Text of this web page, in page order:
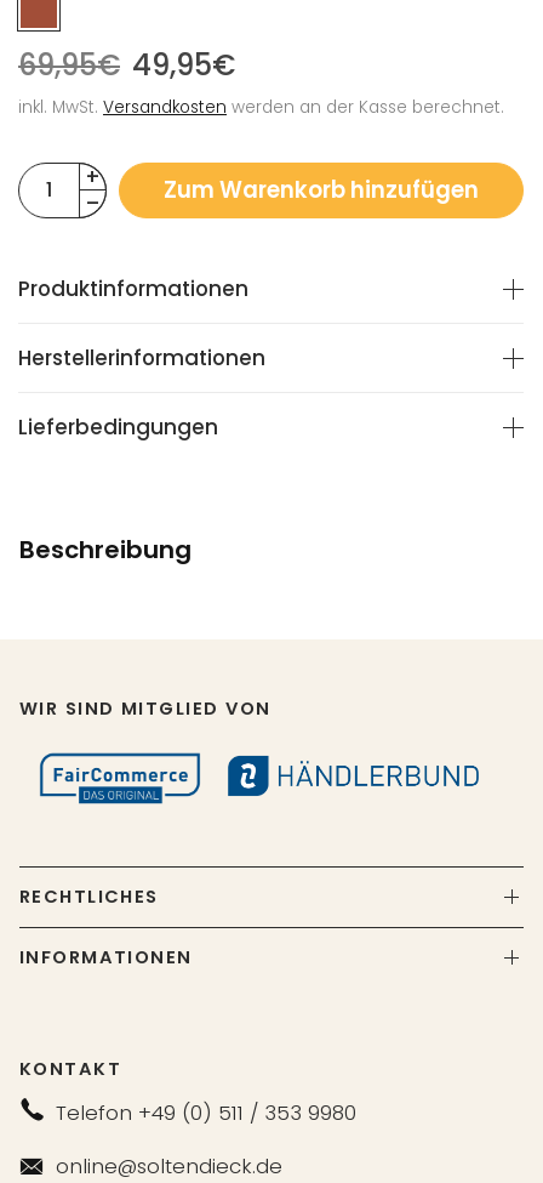
69,95€ 49,95€
inkl. MwSt. Versandkosten werden an der Kasse berechnet.
Zum Warenkorb hinzufügen
Produktinformationen
Herstellerinformationen
Lieferbedingungen
Beschreibung
WIR SIND MITGLIED VON
RECHTLICHES
INFORMATIONEN
KONTAKT
Telefon +49 (0) 511 / 353 9980
online@soltendieck.de